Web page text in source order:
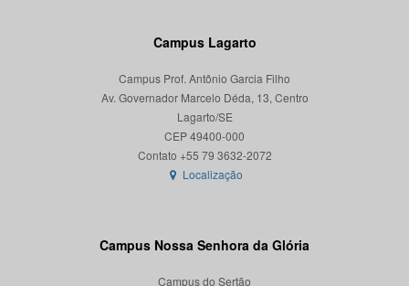
Campus Lagarto
Campus Prof. Antônio Garcia Filho
Av. Governador Marcelo Déda, 13, Centro
Lagarto/SE
CEP 49400-000
Localização
Campus Nossa Senhora da Glória
Campus do Sertão